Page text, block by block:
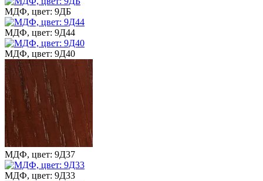
МДФ, цвет: 9ДБ
МДФ, цвет: 9Д44
МДФ, цвет: 9Д40
МДФ, цвет: 9Д37
МДФ, цвет: 9Д33